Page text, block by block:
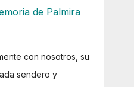
de Palmira
con nosotros, su
sendero y